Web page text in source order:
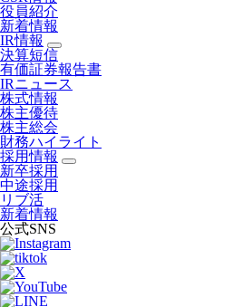
役員紹介
新着情報
IR情報
決算短信
有価証券報告書
IRニュース
株式情報
株主優待
株主総会
財務ハイライト
採用情報
新卒採用
中途採用
リブ活
新着情報
公式SNS